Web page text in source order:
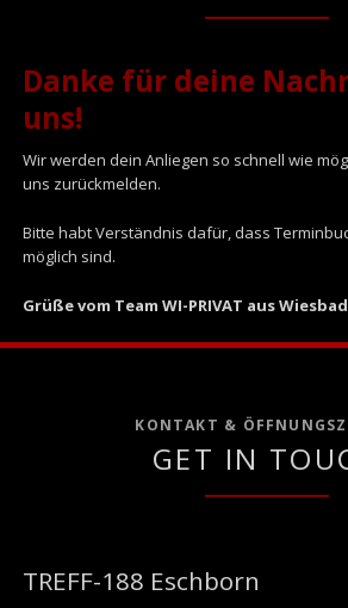
Danke für deine
uns!
Wir werden dein Anliegen so schnell wie
uns zurückmelden.
Bitte habt Verständnis dafür, dass
möglich sind.
Grüße vom Team WI-PRIVAT aus
KONTAKT &
GET IN
TREFF-188 Eschborn